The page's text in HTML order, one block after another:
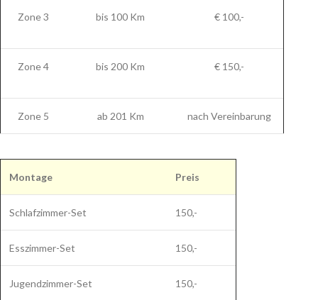
Zone 3 bis 100 Km € 100,-
Zone 4 bis 200 Km € 150,-
Zone 5 ab 201 Km nach Vereinbarung
Montage Preis
Schlafzimmer-Set 150,-
Esszimmer-Set 150,-
Jugendzimmer-Set 150,-